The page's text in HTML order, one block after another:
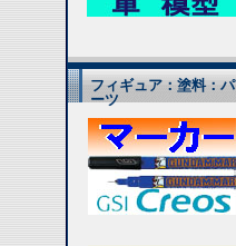
フィギュア：塗料：パ
ーツ